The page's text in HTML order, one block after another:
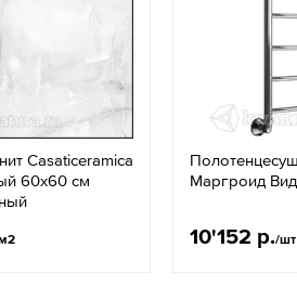
Casaticeramica
60х60 см
Маргроид
10'152 р./шт